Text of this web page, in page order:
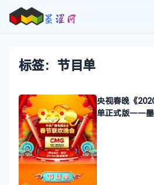
标签：节目单
央视春晚《
单正式版——墨